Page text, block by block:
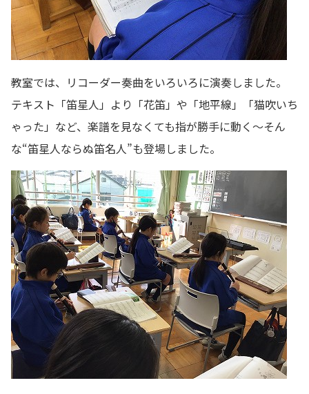
教室では、リコーダー奏曲をいろいろに演奏しました。
テキスト「笛星人」より「花笛」や「地平線」「猫吹いち
ゃった」など、楽譜を見なくても指が勝手に動く～そん
な“笛星人ならぬ笛名人”も登場しました。